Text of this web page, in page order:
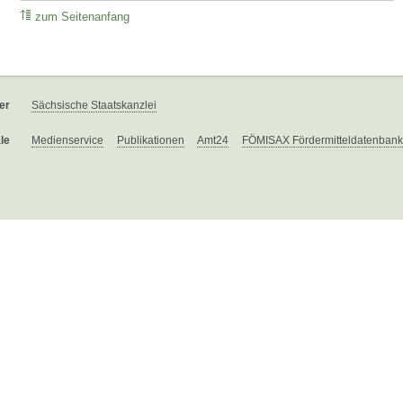
zum Seitenanfang
Sächsische Staatskanzlei
Medienservice Publikationen Amt24 FÖMISAX Fördermitteldatenbank